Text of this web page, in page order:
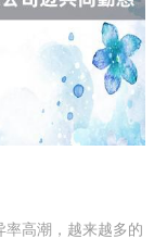
高潮，越来越多的